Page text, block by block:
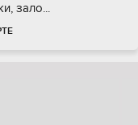
зaлo...